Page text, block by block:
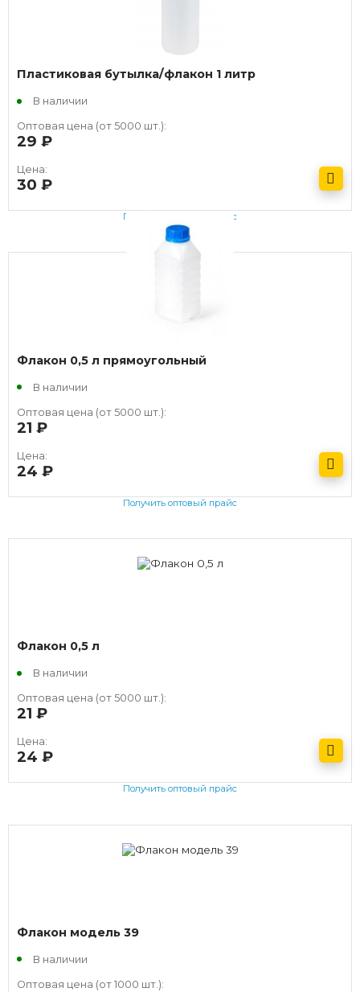
Пластиковая бутылка/флакон 1 литр
В наличии
Оптовая цена (от 5000 шт.):
29
Цена:
30
Получить оптовый прайс
Флакон 0,5 л прямоугольный
В наличии
Оптовая цена (от 5000 шт.):
21
Цена:
24
Получить оптовый прайс
Флакон 0,5 л
В наличии
Оптовая цена (от 5000 шт.):
21
Цена:
24
Получить оптовый прайс
Флакон модель 39
В наличии
Оптовая цена (от 1000 шт.):